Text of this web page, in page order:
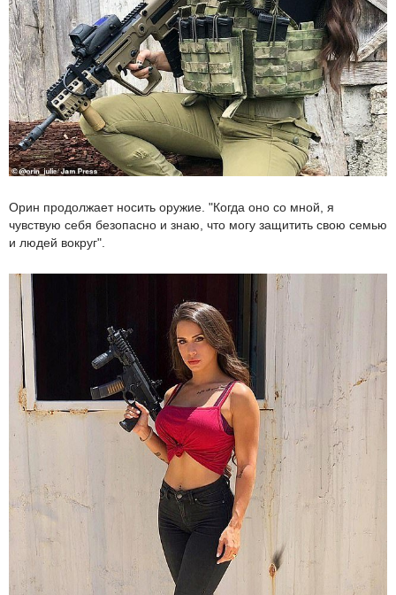
Орин продолжает носить оружие. "Когда оно со мной, я
чувствую себя безопасно и знаю, что могу защитить свою семью
и людей вокруг".